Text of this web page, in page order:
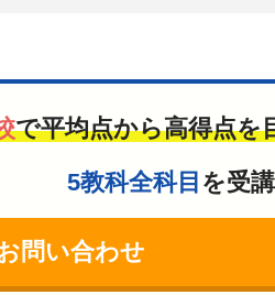
で平均点から高得点を
5教科全科目 を受
問い合わせ